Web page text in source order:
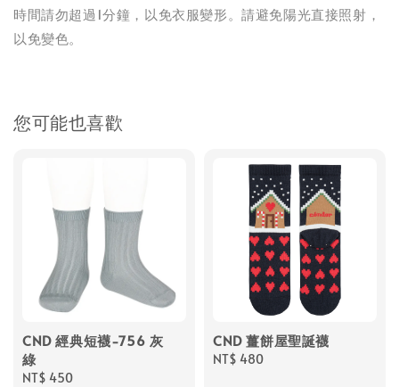
時間請勿超過1分鐘，以免衣服變形。請避免陽光直接照射，
以免變色。
您可能也喜歡
CND 經典短襪-756 灰
綠
Regular
NT$ 450
CND 薑餅屋聖誕襪
Regular
NT$ 480